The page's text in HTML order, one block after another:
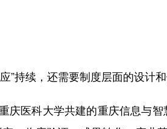
持续，还需要制度层面的设计和
庆医科大学共建的重庆信息与